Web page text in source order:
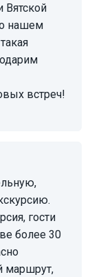
Вятской
общения. До новых встреч!
гости
более 30
маршрут,